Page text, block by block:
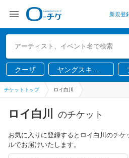
新規登
クーザ
ヤングスキニ
ー
チケットトップ ロイ白川
ロイ白川 のチケット
お気に入りに登録するとロイ白川のチ
ルでお届けいたします。